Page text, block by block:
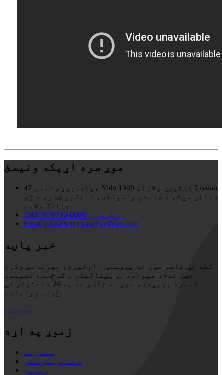
موږ سره اړیکه ونیسئ
پته:
پوړ، نمبر 47، Yidu کلتوري پلازا، 1349 Liyuan
شمالي سړک، د هایشو ولسوالۍ، نینګبو ښار، د ژی
جیانګ ولایت
ټیلیفون: 0086-13867870210
Email:johnathan.yuan@noihsaf.com
خبر پاڼه
کله چې تاسو موږ ته پوښتنې راولیږئ، مهرباني وکړئ
خپل نوم، هیواد، بریښنالیک، د ګرځنده تلیفون
شمیره پریږدئ، موږ به تاسو ته په 24 ساعتونو کې
ځواب ووایاست.
پوښتنه
زموږ په اړه
سندونه
د فابریکې سفر
ویډیو